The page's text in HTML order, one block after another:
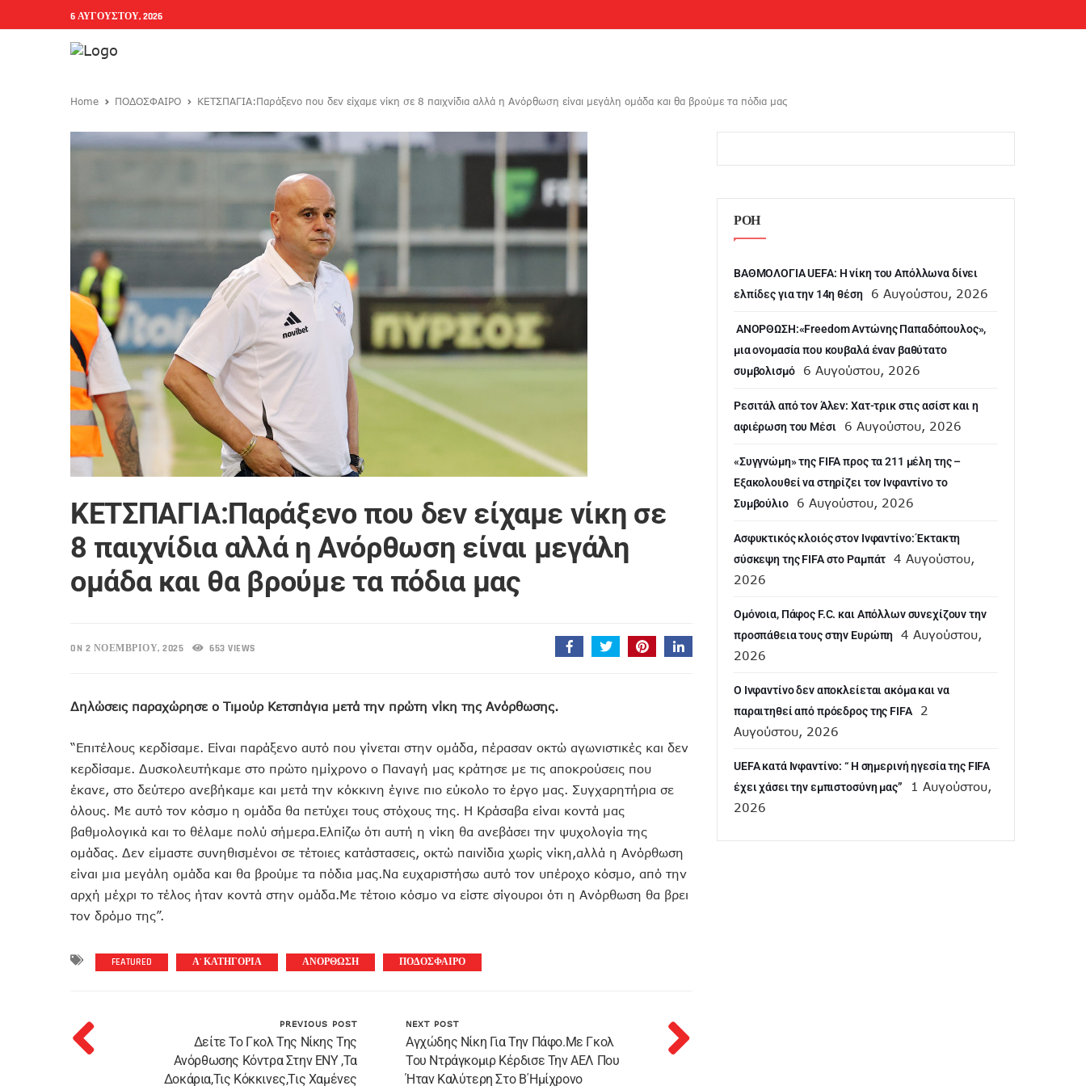
6 ΑΥΓΟΎΣΤΟΥ, 2026
Home ΠΟΔΟΣΦΑΙΡΟ ΚΕΤΣΠΑΓΙΑ:Παράξενο που δεν είχαμε νίκη σε 8 παιχνίδια αλλά η Ανόρθωση είναι μεγάλη ομάδα και θα βρούμε τα πόδια μας
ΚΕΤΣΠΑΓΙΑ:Παράξενο που δεν είχαμε νίκη σε
8 παιχνίδια αλλά η Ανόρθωση είναι μεγάλη
ομάδα και θα βρούμε τα πόδια μας
ON 2 ΝΟΕΜΒΡΊΟΥ, 2025 653 VIEWS
Δηλώσεις παραχώρησε ο Τιμούρ Κετσπάγια μετά την πρώτη νίκη της Ανόρθωσης.
“Επιτέλους κερδίσαμε. Είναι παράξενο αυτό που γίνεται στην ομάδα, πέρασαν οκτώ αγωνιστικές και δεν
κερδίσαμε. Δυσκολευτήκαμε στο πρώτο ημίχρονο ο Παναγή μας κράτησε με τις αποκρούσεις που
έκανε, στο δεύτερο ανεβήκαμε και μετά την κόκκινη έγινε πιο εύκολο το έργο μας. Συγχαρητήρια σε
όλους. Με αυτό τον κόσμο η ομάδα θα πετύχει τους στόχους της. Η Κράσαβα είναι κοντά μας
βαθμολογικά και το θέλαμε πολύ σήμερα.Ελπίζω ότι αυτή η νίκη θα ανεβάσει την ψυχολογία της
ομάδας. Δεν είμαστε συνηθισμένοι σε τέτοιες κατάστασεις, οκτώ παινίδια χωρίς νίκη,αλλά η Ανόρθωση
είναι μια μεγάλη ομάδα και θα βρούμε τα πόδια μας.Να ευχαριστήσω αυτό τον υπέροχο κόσμο, από την
αρχή μέχρι το τέλος ήταν κοντά στην ομάδα.Με τέτοιο κόσμο να είστε σίγουροι ότι η Ανόρθωση θα βρει
τον δρόμο της”.
FEATURED Α' ΚΑΤΗΓΟΡΙΑ ΑΝΟΡΘΩΣΗ ΠΟΔΟΣΦΑΙΡΟ
PREVIOUS POST
Δείτε Το Γκολ Της Νίκης Της
Ανόρθωσης Κόντρα Στην ΕΝΥ ,τα
Δοκάρια,τις Κόκκινες,τις Χαμένες
NEXT POST
Αγχώδης Νίκη Για Την Πάφο.Με Γκολ
Του Ντράγκομιρ Κέρδισε Την ΑΕΛ Που
Ήταν Καλύτερη Στο Β΄ημίχρονο
ΡΟΗ
ΒΑΘΜΟΛΟΓΙΑ UEFA: Η νίκη του Απόλλωνα δίνει
ελπίδες για την 14η θέση
6 Αυγούστου, 2026
ANOΡΘΩΣΗ:«Freedom Αντώνης Παπαδόπουλος»,
μια ονομασία που κουβαλά έναν βαθύτατο
συμβολισμό
6 Αυγούστου, 2026
Ρεσιτάλ από τον Άλεν: Χατ-τρικ στις ασίστ και η
αφιέρωση του Μέσι
6 Αυγούστου, 2026
«Συγγνώμη» της FIFA προς τα 211 μέλη της –
Εξακολουθεί να στηρίζει τον Ινφαντίνο το
Συμβούλιο
6 Αυγούστου, 2026
Ασφυκτικός κλοιός στον Ινφαντίνο: Έκτακτη
σύσκεψη της FIFA στο Ραμπάτ
4 Αυγούστου,
2026
Ομόνοια, Πάφος F.C. και Απόλλων συνεχίζουν την
προσπάθεια τους στην Ευρώπη
4 Αυγούστου,
2026
Ο Ινφαντίνο δεν αποκλείεται ακόμα και να
παραιτηθεί από πρόεδρος της FIFA
2
Αυγούστου, 2026
UEFA κατά Ινφαντίνο: “ H σημερινή ηγεσία της FIFA
έχει χάσει την εμπιστοσύνη μας”
1 Αυγούστου,
2026